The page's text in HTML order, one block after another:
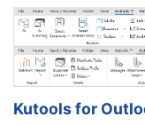
Kutools for